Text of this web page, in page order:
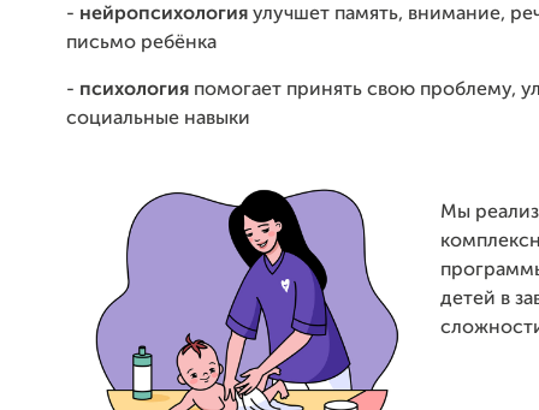
- нейропсихология улучшет память, внимание,
письмо ребёнка
- психология помогает принять свою проблему,
социальные навыки
Мы
детей в